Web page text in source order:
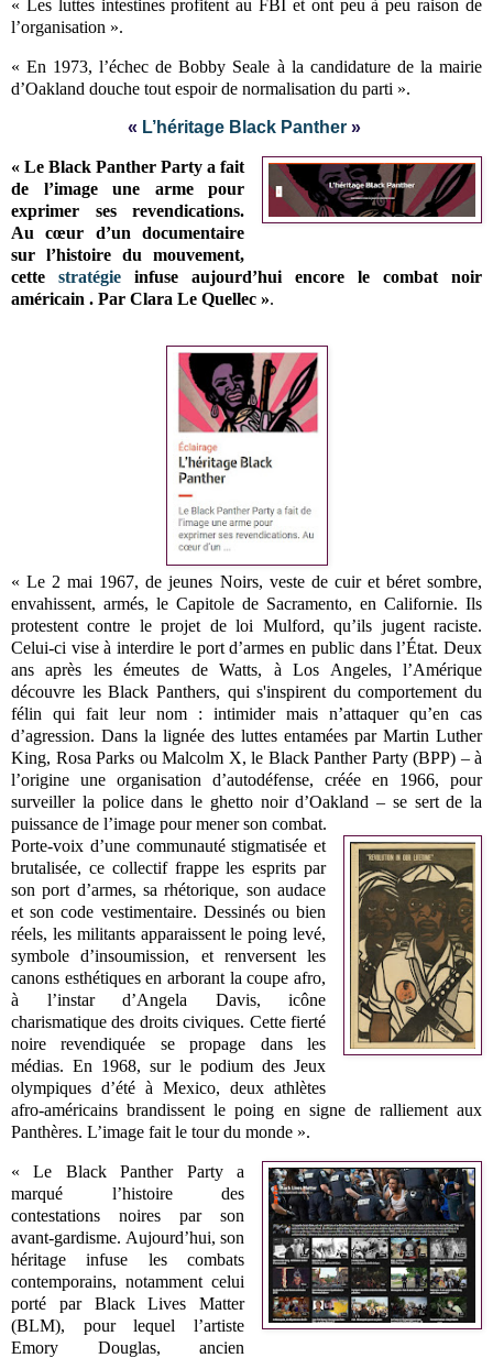
« Les luttes intestines profitent au FBI et ont peu à peu raison de
l’organisation ».
« En 1973, l’échec de Bobby Seale à la candidature de la mairie
d’Oakland douche tout espoir de normalisation du parti ».
« L’héritage Black Panther »
« Le Black Panther Party a fait
de l’image une arme pour
exprimer ses revendications.
Au cœur d’un documentaire
sur l’histoire du mouvement,
cette stratégie infuse aujourd’hui encore le combat noir
américain . Par Clara Le Quellec ».
« Le 2 mai 1967, de jeunes Noirs, veste de cuir et béret sombre,
envahissent, armés, le Capitole de Sacramento, en Californie. Ils
protestent contre le projet de loi Mulford, qu’ils jugent raciste.
Celui-ci vise à interdire le port d’armes en public dans l’État. Deux
ans après les émeutes de Watts, à Los Angeles, l’Amérique
découvre les Black Panthers, qui s'inspirent du comportement du
félin qui fait leur nom : intimider mais n’attaquer qu’en cas
d’agression. Dans la lignée des luttes entamées par Martin Luther
King, Rosa Parks ou Malcolm X, le Black Panther Party (BPP) – à
l’origine une organisation d’autodéfense, créée en 1966, pour
surveiller la police dans le ghetto noir d’Oakland – se sert de la
puissance de l’image pour mener son combat.
Porte-voix d’une communauté stigmatisée et
brutalisée, ce collectif frappe les esprits par
son port d’armes, sa rhétorique, son audace
et son code vestimentaire. Dessinés ou bien
réels, les militants apparaissent le poing levé,
symbole d’insoumission, et renversent les
canons esthétiques en arborant la coupe afro,
à l’instar d’Angela Davis, icône
charismatique des droits civiques. Cette fierté
noire revendiquée se propage dans les
médias. En 1968, sur le podium des Jeux
olympiques d’été à Mexico, deux athlètes
afro-américains brandissent le poing en signe de ralliement aux
Panthères. L’image fait le tour du monde ».
« Le Black Panther Party a
marqué l’histoire des
contestations noires par son
avant-gardisme. Aujourd’hui, son
héritage infuse les combats
contemporains, notamment celui
porté par Black Lives Matter
(BLM), pour lequel l’artiste
Emory Douglas, ancien